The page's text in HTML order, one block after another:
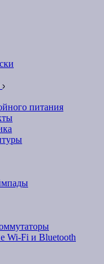
питания
Wi-Fi и Bluetooth